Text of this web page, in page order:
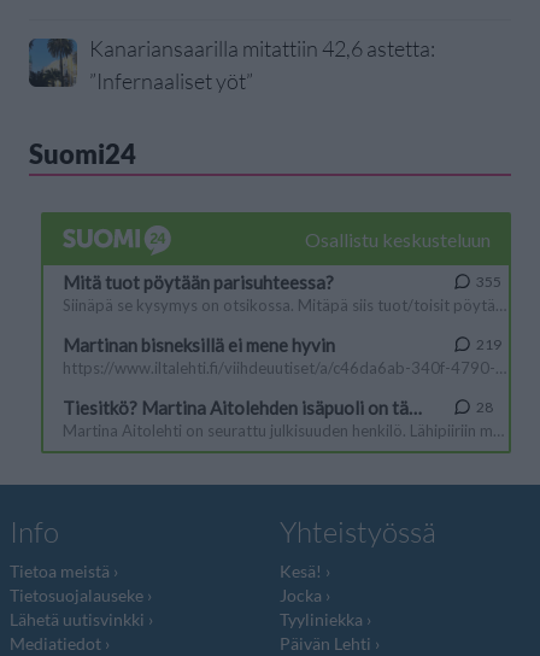
Kanariansaarilla mitattiin 42,6 astetta:
”Infernaaliset yöt”
Suomi24
Info
Tietoa meistä
Tietosuojalauseke
Lähetä uutisvinkki
Mediatiedot
Yhteistyössä
Kesä!
Jocka
Tyyliniekka
Päivän Lehti